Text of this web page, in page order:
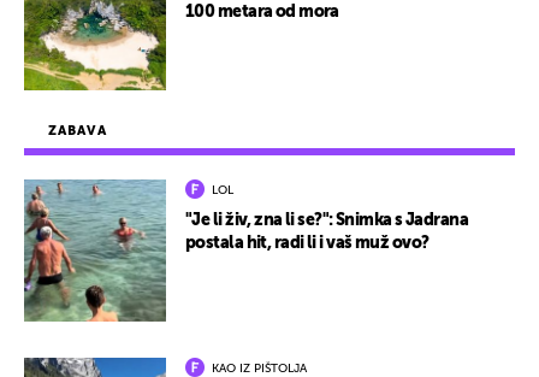
ZABAVA
LOL
"Je li živ, zna li se?": Snimka s Jadrana
postala hit, radi li i vaš muž ovo?
KAO IZ PIŠTOLJA
100 metara od mora